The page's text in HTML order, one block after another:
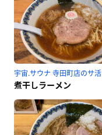
宇宙.サウナ 寺田町店のサ活
煮干しラーメン